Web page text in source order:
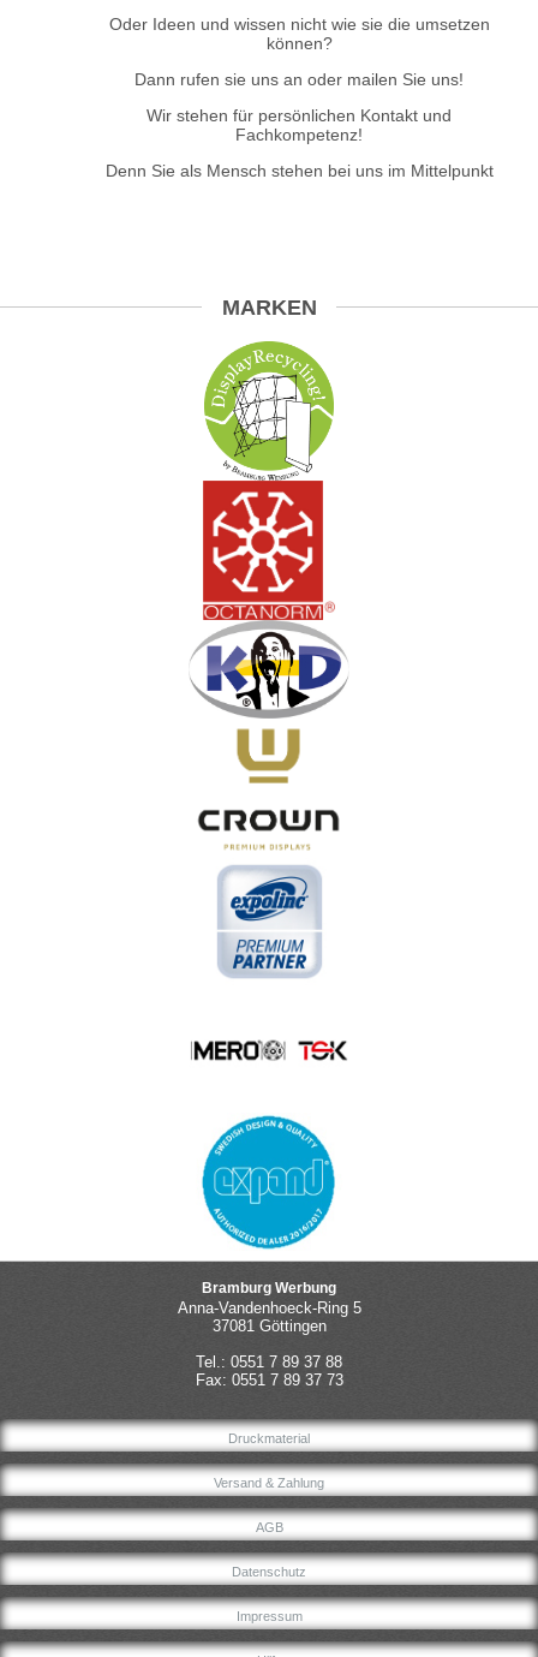
Oder Ideen und wissen nicht wie sie die umsetzen
können?
Dann rufen sie uns an oder mailen Sie uns!
Wir stehen für persönlichen Kontakt und
Fachkompetenz!
Denn Sie als Mensch stehen bei uns im Mittelpunkt
MARKEN
Bramburg Werbung
Anna-Vandenhoeck-Ring 5
37081 Göttingen
Tel.: 0551 7 89 37 88
Fax: 0551 7 89 37 73
Druckmaterial
Versand & Zahlung
AGB
Datenschutz
Impressum